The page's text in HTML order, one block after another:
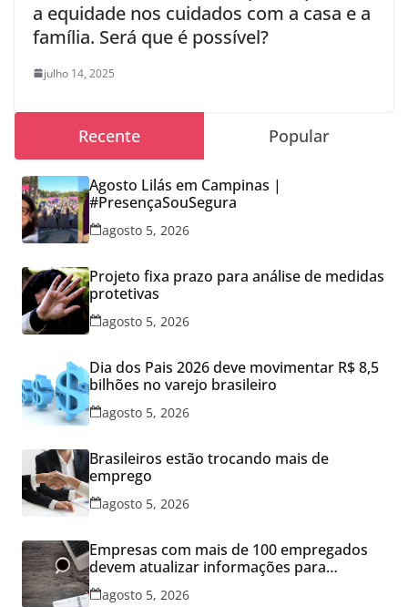
a equidade nos cuidados com a casa e a
família. Será que é possível?
julho 14, 2025
Recente Popular
Agosto Lilás em Campinas |
#PresençaSouSegura
agosto 5, 2026
Projeto fixa prazo para análise de medidas
protetivas
agosto 5, 2026
Dia dos Pais 2026 deve movimentar R$ 8,5
bilhões no varejo brasileiro
agosto 5, 2026
Brasileiros estão trocando mais de
emprego
agosto 5, 2026
Empresas com mais de 100 empregados
devem atualizar informações para
Relatório de Transparência Salarial
agosto 5, 2026